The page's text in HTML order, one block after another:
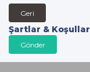
Geri
Şartlar & Koşullar